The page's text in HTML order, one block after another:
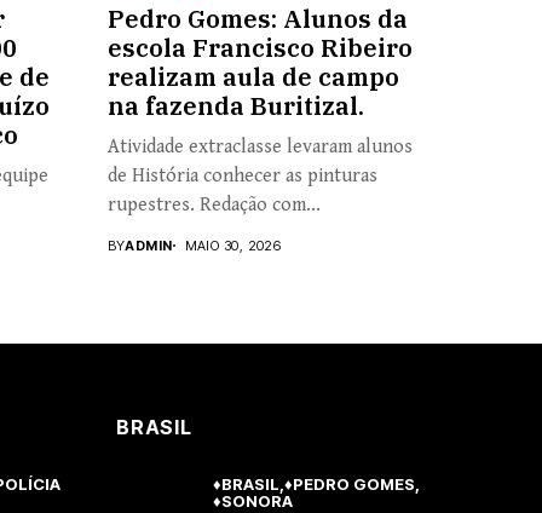
de
Pedro Gomes: Alunos da
escola Francisco Ribeiro
realizam aula de campo
na fazenda Buritizal.
Atividade extraclasse levaram alunos
de História conhecer as pinturas
rupestres. Redação com...
BYADMIN MAIO 30, 2026
BRASIL
♦BRASIL ♦PEDRO GOMES
♦SONORA